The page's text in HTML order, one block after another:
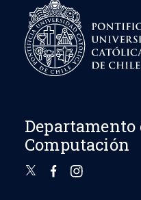
Departamento
Computación